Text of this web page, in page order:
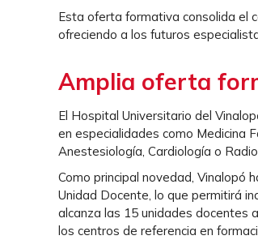
Esta oferta formativa consolida el
ofreciendo a los futuros
Amplia oferta
El Hospital Universitario del
en especialidades como Medicina
Anestesiología, Cardiología o
Como principal novedad, Vinalopó
Unidad Docente, lo que permitirá
alcanza las 15 unidades docentes
los centros de referencia en